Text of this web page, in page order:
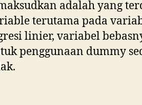
adalah yang
terutama pada
linier, variabel
penggunaan dummy